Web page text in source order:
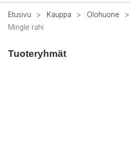
Etusivu > Kauppa > Olohuone >
Mingle rahi
Tuoteryhmät